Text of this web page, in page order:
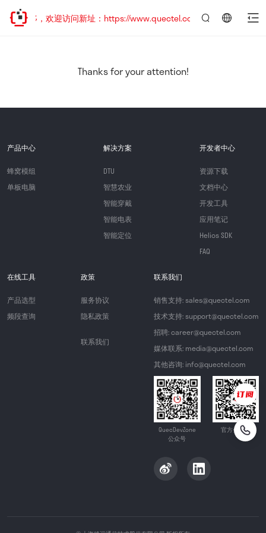
址已迁移，欢迎访问新址：https://www.quectel.com.cn
Thanks for your attention!
产品中心
蜂窝模组
单板电脑
解决方案
DTU
智慧农业
智能穿戴
智能电表
智能定位
开发者中心
资源下载
文档中心
开发工具
应用笔记
Helios SDK
FAQ
在线工具
产品选型
频段查询
政策
服务协议
隐私政策
联系我们
联系我们
销售支持: sales@quectel.com
技术支持: support@quectel.com
招聘: career@quectel.com
媒体联系: media@quectel.com
其他咨询: info@quectel.com
QuecDevZone
公众号
官方公众号